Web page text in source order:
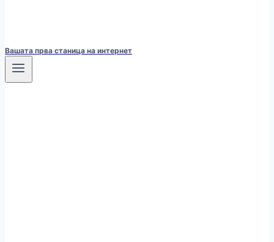
Вашата прва станица на интернет